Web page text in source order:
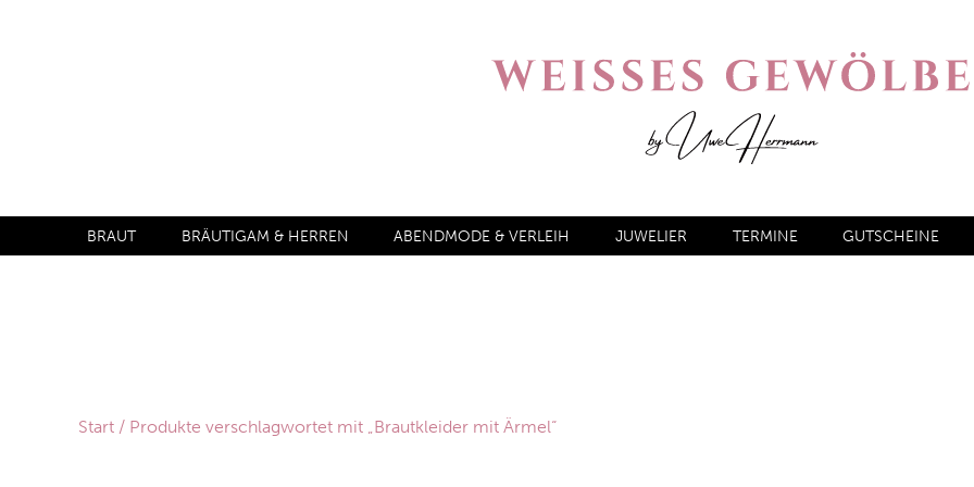
BRAUT BRÄUTIGAM & HERREN ABENDMODE & VERLEIH JUWELIER TERMINE GUTSCHEINE
Start / Produkte verschlagwortet mit „Brautkleider mit Ärmel“